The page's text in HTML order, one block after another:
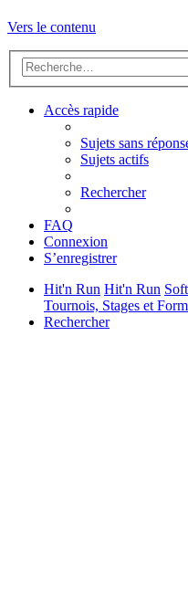
Vers le contenu
Accès rapide
Sujets sans
Sujets actifs
Rechercher
FAQ
Connexion
S’enregistrer
Hit'n Run Hit'n Run
Tournois, Stages et
Rechercher